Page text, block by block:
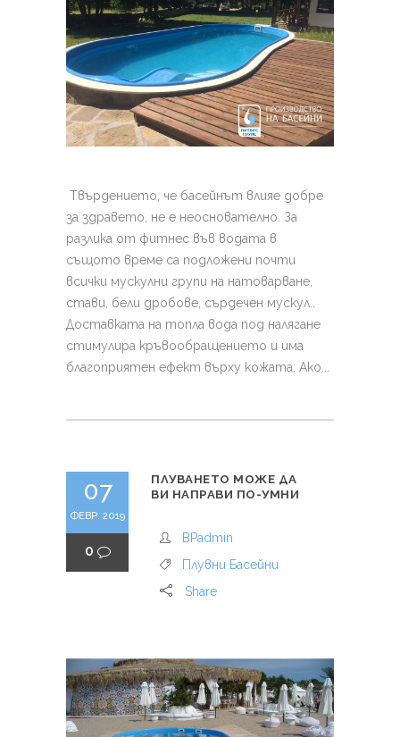
Твърдението, че басейнът влияе добре
за здравето, не е неоснователно. За
разлика от фитнес във водата в
същото време са подложени почти
всички мускулни групи на натоварване,
стави, бели дробове, сърдечен мускул..
Доставката на топла вода под налягане
стимулира кръвообращението и има
благоприятен ефект върху кожата; Ако...
07
ФЕВР. 2019
0
ПЛУВАНЕТО МОЖЕ ДА
ВИ НАПРАВИ ПО-УМНИ
BPadmin
Плувни Басейни
Share